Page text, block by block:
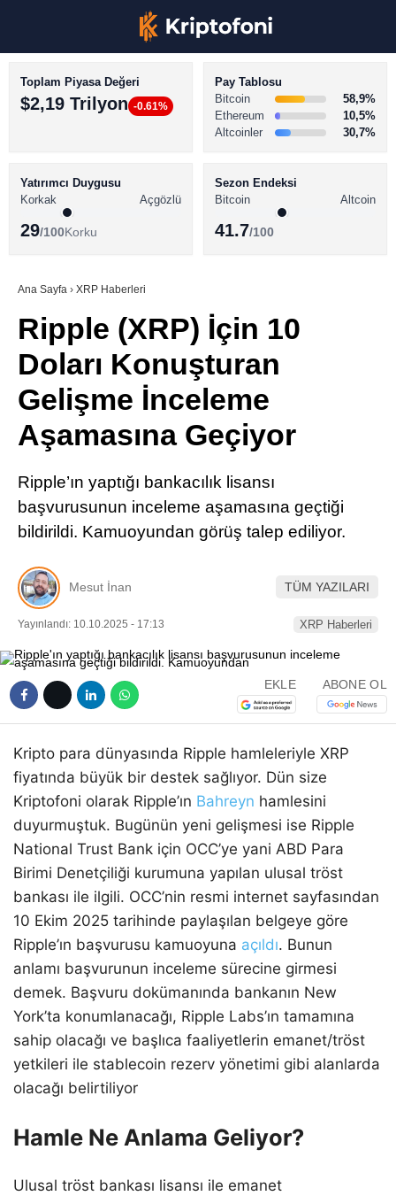
Youtube
TikTok
Telegram
BİTCOİN HABERLERİ
ALTCOİN HABERLERİ
SÖZLÜK
Toplam Piyasa Değeri
$2,19 Trilyon -0.61%
Pay Tablosu
Bitcoin
58,9%
Ethereum
10,5%
Altcoinler
30,7%
Yatırımcı Duygusu
Korkak
Açgözlü
29/100Korku
Sezon Endeksi
Bitcoin
Altcoin
41.7/100
Ana Sayfa › XRP Haberleri
Ripple (XRP) İçin 10
Doları Konuşturan
Gelişme İnceleme
Aşamasına Geçiyor
Ripple’ın yaptığı bankacılık lisansı
başvurusunun inceleme aşamasına geçtiği
bildirildi. Kamuoyundan görüş talep ediliyor.
Mesut İnan TÜM YAZILARI
Yayınlandı: 10.10.2025 - 17:13 XRP Haberleri
EKLE ABONE OL
Kripto para dünyasında Ripple hamleleriyle XRP
fiyatında büyük bir destek sağlıyor. Dün size
Kriptofoni olarak Ripple’ın Bahreyn hamlesini
duyurmuştuk. Bugünün yeni gelişmesi ise Ripple
National Trust Bank için OCC’ye yani ABD Para
Birimi Denetçiliği kurumuna yapılan ulusal tröst
bankası ile ilgili. OCC’nin resmi internet sayfasından
10 Ekim 2025 tarihinde paylaşılan belgeye göre
Ripple’ın başvurusu kamuoyuna açıldı. Bunun
anlamı başvurunun inceleme sürecine girmesi
demek. Başvuru dokümanında bankanın New
York’ta konumlanacağı, Ripple Labs’ın tamamına
sahip olacağı ve başlıca faaliyetlerin emanet/tröst
yetkileri ile stablecoin rezerv yönetimi gibi alanlarda
olacağı belirtiliyor
Hamle Ne Anlama Geliyor?
Ulusal tröst bankası lisansı ile emanet